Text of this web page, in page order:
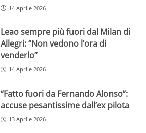
14 Aprile 2026
Leao sempre più fuori dal Milan di
Allegri: “Non vedono l’ora di
venderlo”
14 Aprile 2026
“Fatto fuori da Fernando Alonso”:
accuse pesantissime dall’ex pilota
13 Aprile 2026